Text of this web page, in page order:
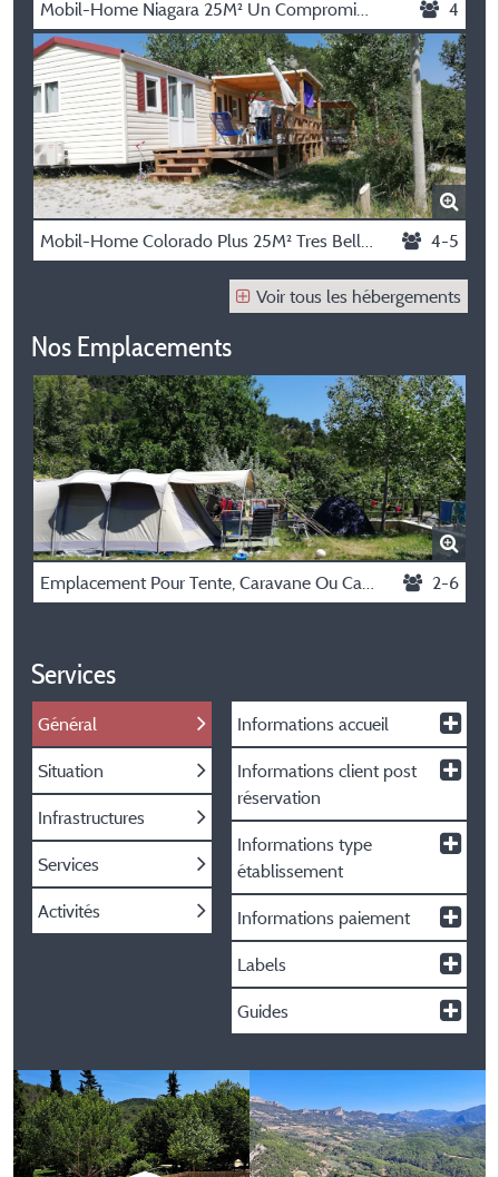
Mobil-Home Niagara 25M² Un Compromis 2 Chambres + Climatisation + Tv 4
Mobil-Home Colorado Plus 25M² Tres Belle Vue Un Espace Bébé - Climatisation - Tv - 2 Chambres 4-5
Voir tous les hébergements
Nos Emplacements
Emplacement Pour Tente, Caravane Ou Camping-Car 2-6
Services
Général
Situation
Infrastructures
Services
Activités
Informations accueil
Informations client post
réservation
Informations type
établissement
Informations paiement
Labels
Guides